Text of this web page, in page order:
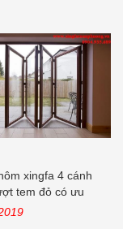
xingfa 4 cánh
tem đỏ có ưu